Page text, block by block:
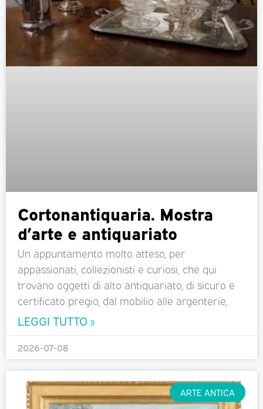
Cortonantiquaria. Mostra
d’arte e antiquariato
Un appuntamento molto atteso, per
appassionati, collezionisti e curiosi, che qui
trovano oggetti di alto antiquariato, di sicuro e
certificato pregio, dal mobilio alle argenterie,
LEGGI TUTTO »
2026-07-08
ARTE ANTICA